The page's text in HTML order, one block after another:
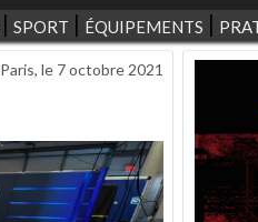
SPORT ÉQUIPEMENTS
Paris, le 7 octobre 2021